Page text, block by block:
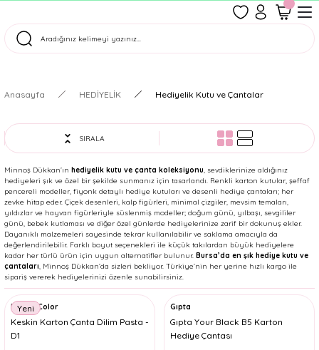
Tüm Siparişler Aynı Gün Kargoda!
Anasayfa HEDİYELİK Hediyelik Kutu ve Çantalar
SIRALA
Minnoş Dükkan’ın hediyelik kutu ve çanta koleksiyonu, sevdiklerinize aldığınız
hediyeleri şık ve özel bir şekilde sunmanız için tasarlandı. Renkli karton kutular, şeffaf
pencereli modeller, fiyonk detaylı hediye kutuları ve desenli hediye çantaları; her
zevke hitap eder. Çiçek desenleri, kalp figürleri, minimal çizgiler, mevsim temaları,
yıldızlar ve hayvan figürleriyle süslenmiş modeller; doğum günü, yılbaşı, sevgililer
günü, bebek kutlaması ve diğer özel günlerde hediyelerinize zarif bir dokunuş ekler.
Dayanıklı malzemeleri sayesinde tekrar kullanılabilir ve saklama amacıyla da
değerlendirilebilir. Farklı boyut seçenekleri ile küçük takılardan büyük hediyelere
kadar her türlü ürün için uygun alternatifler bulunur. Bursa’da en şık hediye kutu ve
çantaları, Minnoş Dükkan’da sizleri bekliyor. Türkiye’nin her yerine hızlı kargo ile
sipariş vererek hediyelerinizi özenle sunabilirsiniz.
Yeni
Keskin Color
Keskin Karton Çanta Dilim Pasta -
D1
Gıpta
Gıpta Your Black B5 Karton
Hediye Çantası